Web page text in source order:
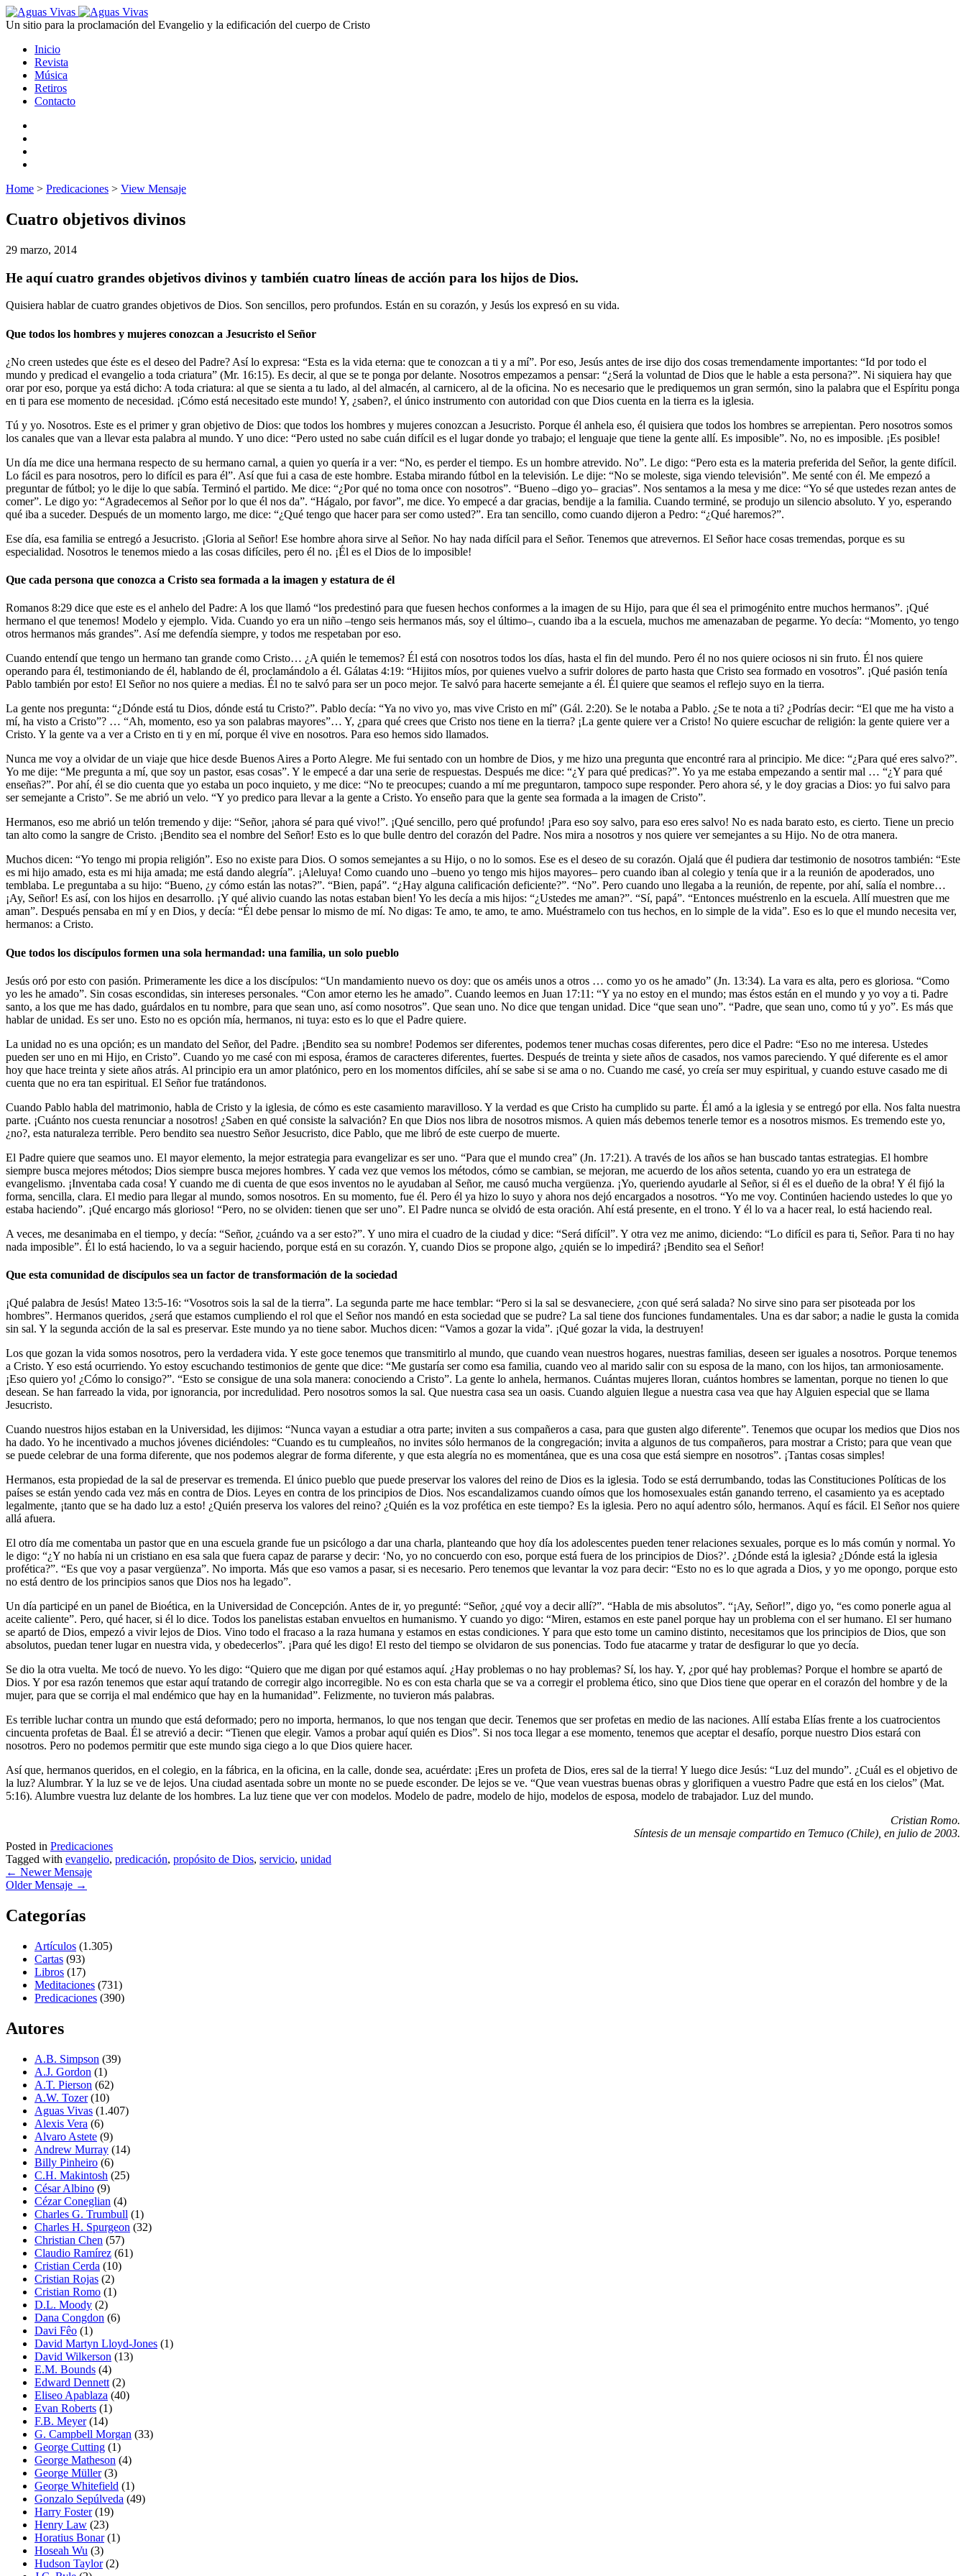
Un sitio para la proclamación del Evangelio y la edificación del cuerpo de Cristo
Inicio
Revista
Música
Retiros
Contacto
Home > Predicaciones > View Mensaje
Cuatro objetivos divinos
29 marzo, 2014
He aquí cuatro grandes objetivos divinos y también cuatro líneas de acción para los hijos de Dios.
Quisiera hablar de cuatro grandes objetivos de Dios. Son sencillos, pero profundos. Están en su corazón, y Jesús los expresó en su vida.
Que todos los hombres y mujeres conozcan a Jesucristo el Señor
¿No creen ustedes que éste es el deseo del Padre? Así lo expresa: “Esta es la vida eterna: que te conozcan a ti y a mí”. Por eso, Jesús antes de irse dijo dos cosas tremendamente importantes: “Id por todo el
mundo y predicad el evangelio a toda criatura” (Mr. 16:15). Es decir, al que se te ponga por delante. Nosotros empezamos a pensar: “¿Será la voluntad de Dios que le hable a esta persona?”. Ni siquiera hay que
orar por eso, porque ya está dicho: A toda criatura: al que se sienta a tu lado, al del almacén, al carnicero, al de la oficina. No es necesario que le prediquemos un gran sermón, sino la palabra que el Espíritu ponga
en ti para ese momento de necesidad. ¡Cómo está necesitado este mundo! Y, ¿saben?, el único instrumento con autoridad con que Dios cuenta en la tierra es la iglesia.
Tú y yo. Nosotros. Este es el primer y gran objetivo de Dios: que todos los hombres y mujeres conozcan a Jesucristo. Porque él anhela eso, él quisiera que todos los hombres se arrepientan. Pero nosotros somos
los canales que van a llevar esta palabra al mundo. Y uno dice: “Pero usted no sabe cuán difícil es el lugar donde yo trabajo; el lenguaje que tiene la gente allí. Es imposible”. No, no es imposible. ¡Es posible!
Un día me dice una hermana respecto de su hermano carnal, a quien yo quería ir a ver: “No, es perder el tiempo. Es un hombre atrevido. No”. Le digo: “Pero esta es la materia preferida del Señor, la gente difícil.
Lo fácil es para nosotros, pero lo difícil es para él”. Así que fui a casa de este hombre. Estaba mirando fútbol en la televisión. Le dije: “No se moleste, siga viendo televisión”. Me senté con él. Me empezó a
preguntar de fútbol; yo le dije lo que sabía. Terminó el partido. Me dice: “¿Por qué no toma once con nosotros”. “Bueno –digo yo– gracias”. Nos sentamos a la mesa y me dice: “Yo sé que ustedes rezan antes de
comer”. Le digo yo: “Agradecemos al Señor por lo que él nos da”. “Hágalo, por favor”, me dice. Yo empecé a dar gracias, bendije a la familia. Cuando terminé, se produjo un silencio absoluto. Y yo, esperando
qué iba a suceder. Después de un momento largo, me dice: “¿Qué tengo que hacer para ser como usted?”. Era tan sencillo, como cuando dijeron a Pedro: “¿Qué haremos?”.
Ese día, esa familia se entregó a Jesucristo. ¡Gloria al Señor! Ese hombre ahora sirve al Señor. No hay nada difícil para el Señor. Tenemos que atrevernos. El Señor hace cosas tremendas, porque es su
especialidad. Nosotros le tenemos miedo a las cosas difíciles, pero él no. ¡Él es el Dios de lo imposible!
Que cada persona que conozca a Cristo sea formada a la imagen y estatura de él
Romanos 8:29 dice que este es el anhelo del Padre: A los que llamó “los predestinó para que fuesen hechos conformes a la imagen de su Hijo, para que él sea el primogénito entre muchos hermanos”. ¡Qué
hermano el que tenemos! Modelo y ejemplo. Vida. Cuando yo era un niño –tengo seis hermanos más, soy el último–, cuando iba a la escuela, muchos me amenazaban de pegarme. Yo decía: “Momento, yo tengo
otros hermanos más grandes”. Así me defendía siempre, y todos me respetaban por eso.
Cuando entendí que tengo un hermano tan grande como Cristo… ¿A quién le tememos? Él está con nosotros todos los días, hasta el fin del mundo. Pero él no nos quiere ociosos ni sin fruto. Él nos quiere
operando para él, testimoniando de él, hablando de él, proclamándolo a él. Gálatas 4:19: “Hijitos míos, por quienes vuelvo a sufrir dolores de parto hasta que Cristo sea formado en vosotros”. ¡Qué pasión tenía
Pablo también por esto! El Señor no nos quiere a medias. Él no te salvó para ser un poco mejor. Te salvó para hacerte semejante a él. Él quiere que seamos el reflejo suyo en la tierra.
La gente nos pregunta: “¿Dónde está tu Dios, dónde está tu Cristo?”. Pablo decía: “Ya no vivo yo, mas vive Cristo en mí” (Gál. 2:20). Se le notaba a Pablo. ¿Se te nota a ti? ¿Podrías decir: “El que me ha visto a
mí, ha visto a Cristo”? … “Ah, momento, eso ya son palabras mayores”… Y, ¿para qué crees que Cristo nos tiene en la tierra? ¡La gente quiere ver a Cristo! No quiere escuchar de religión: la gente quiere ver a
Cristo. Y la gente va a ver a Cristo en ti y en mí, porque él vive en nosotros. Para eso hemos sido llamados.
Nunca me voy a olvidar de un viaje que hice desde Buenos Aires a Porto Alegre. Me fui sentado con un hombre de Dios, y me hizo una pregunta que encontré rara al principio. Me dice: “¿Para qué eres salvo?”.
Yo me dije: “Me pregunta a mí, que soy un pastor, esas cosas”. Y le empecé a dar una serie de respuestas. Después me dice: “¿Y para qué predicas?”. Yo ya me estaba empezando a sentir mal … “¿Y para qué
enseñas?”. Por ahí, él se dio cuenta que yo estaba un poco inquieto, y me dice: “No te preocupes; cuando a mí me preguntaron, tampoco supe responder. Pero ahora sé, y le doy gracias a Dios: yo fui salvo para
ser semejante a Cristo”. Se me abrió un velo. “Y yo predico para llevar a la gente a Cristo. Yo enseño para que la gente sea formada a la imagen de Cristo”.
Hermanos, eso me abrió un telón tremendo y dije: “Señor, ¡ahora sé para qué vivo!”. ¡Qué sencillo, pero qué profundo! ¡Para eso soy salvo, para eso eres salvo! No es nada barato esto, es cierto. Tiene un precio
tan alto como la sangre de Cristo. ¡Bendito sea el nombre del Señor! Esto es lo que bulle dentro del corazón del Padre. Nos mira a nosotros y nos quiere ver semejantes a su Hijo. No de otra manera.
Muchos dicen: “Yo tengo mi propia religión”. Eso no existe para Dios. O somos semejantes a su Hijo, o no lo somos. Ese es el deseo de su corazón. Ojalá que él pudiera dar testimonio de nosotros también: “Este
es mi hijo amado, esta es mi hija amada; me está dando alegría”. ¡Aleluya! Como cuando uno –bueno yo tengo mis hijos mayores– pero cuando iban al colegio y tenía que ir a la reunión de apoderados, uno
temblaba. Le preguntaba a su hijo: “Bueno, ¿y cómo están las notas?”. “Bien, papá”. “¿Hay alguna calificación deficiente?”. “No”. Pero cuando uno llegaba a la reunión, de repente, por ahí, salía el nombre…
¡Ay, Señor! Es así, con los hijos en desarrollo. ¡Y qué alivio cuando las notas estaban bien! Yo les decía a mis hijos: “¿Ustedes me aman?”. “Sí, papá”. “Entonces muéstrenlo en la escuela. Allí muestren que me
aman”. Después pensaba en mí y en Dios, y decía: “Él debe pensar lo mismo de mí. No digas: Te amo, te amo, te amo. Muéstramelo con tus hechos, en lo simple de la vida”. Eso es lo que el mundo necesita ver,
hermanos: a Cristo.
Que todos los discípulos formen una sola hermandad: una familia, un solo pueblo
Jesús oró por esto con pasión. Primeramente les dice a los discípulos: “Un mandamiento nuevo os doy: que os améis unos a otros … como yo os he amado” (Jn. 13:34). La vara es alta, pero es gloriosa. “Como
yo les he amado”. Sin cosas escondidas, sin intereses personales. “Con amor eterno les he amado”. Cuando leemos en Juan 17:11: “Y ya no estoy en el mundo; mas éstos están en el mundo y yo voy a ti. Padre
santo, a los que me has dado, guárdalos en tu nombre, para que sean uno, así como nosotros”. Que sean uno. No dice que tengan unidad. Dice “que sean uno”. “Padre, que sean uno, como tú y yo”. Es más que
hablar de unidad. Es ser uno. Esto no es opción mía, hermanos, ni tuya: esto es lo que el Padre quiere.
La unidad no es una opción; es un mandato del Señor, del Padre. ¡Bendito sea su nombre! Podemos ser diferentes, podemos tener muchas cosas diferentes, pero dice el Padre: “Eso no me interesa. Ustedes
pueden ser uno en mi Hijo, en Cristo”. Cuando yo me casé con mi esposa, éramos de caracteres diferentes, fuertes. Después de treinta y siete años de casados, nos vamos pareciendo. Y qué diferente es el amor
hoy que hace treinta y siete años atrás. Al principio era un amor platónico, pero en los momentos difíciles, ahí se sabe si se ama o no. Cuando me casé, yo creía ser muy espiritual, y cuando estuve casado me di
cuenta que no era tan espiritual. El Señor fue tratándonos.
Cuando Pablo habla del matrimonio, habla de Cristo y la iglesia, de cómo es este casamiento maravilloso. Y la verdad es que Cristo ha cumplido su parte. Él amó a la iglesia y se entregó por ella. Nos falta nuestra
parte. ¡Cuánto nos cuesta renunciar a nosotros! ¿Saben en qué consiste la salvación? En que Dios nos libra de nosotros mismos. A quien más debemos tenerle temor es a nosotros mismos. Es tremendo este yo,
¿no?, esta naturaleza terrible. Pero bendito sea nuestro Señor Jesucristo, dice Pablo, que me libró de este cuerpo de muerte.
El Padre quiere que seamos uno. El mayor elemento, la mejor estrategia para evangelizar es ser uno. “Para que el mundo crea” (Jn. 17:21). A través de los años se han buscado tantas estrategias. El hombre
siempre busca mejores métodos; Dios siempre busca mejores hombres. Y cada vez que vemos los métodos, cómo se cambian, se mejoran, me acuerdo de los años setenta, cuando yo era un estratega de
evangelismo. ¡Inventaba cada cosa! Y cuando me di cuenta de que esos inventos no le ayudaban al Señor, me causó mucha vergüenza. ¡Yo, queriendo ayudarle al Señor, si él es el dueño de la obra! Y él fijó la
forma, sencilla, clara. El medio para llegar al mundo, somos nosotros. En su momento, fue él. Pero él ya hizo lo suyo y ahora nos dejó encargados a nosotros. “Yo me voy. Continúen haciendo ustedes lo que yo
estaba haciendo”. ¡Qué encargo más glorioso! “Pero, no se olviden: tienen que ser uno”. El Padre nunca se olvidó de esta oración. Ahí está presente, en el trono. Y él lo va a hacer real, lo está haciendo real.
A veces, me desanimaba en el tiempo, y decía: “Señor, ¿cuándo va a ser esto?”. Y uno mira el cuadro de la ciudad y dice: “Será difícil”. Y otra vez me animo, diciendo: “Lo difícil es para ti, Señor. Para ti no hay
nada imposible”. Él lo está haciendo, lo va a seguir haciendo, porque está en su corazón. Y, cuando Dios se propone algo, ¿quién se lo impedirá? ¡Bendito sea el Señor!
Que esta comunidad de discípulos sea un factor de transformación de la sociedad
¡Qué palabra de Jesús! Mateo 13:5-16: “Vosotros sois la sal de la tierra”. La segunda parte me hace temblar: “Pero si la sal se desvaneciere, ¿con qué será salada? No sirve sino para ser pisoteada por los
hombres”. Hermanos queridos, ¿será que estamos cumpliendo el rol que el Señor nos mandó en esta sociedad que se pudre? La sal tiene dos funciones fundamentales. Una es dar sabor; a nadie le gusta la comida
sin sal. Y la segunda acción de la sal es preservar. Este mundo ya no tiene sabor. Muchos dicen: “Vamos a gozar la vida”. ¡Qué gozar la vida, la destruyen!
Los que gozan la vida somos nosotros, pero la verdadera vida. Y este goce tenemos que transmitirlo al mundo, que cuando vean nuestros hogares, nuestras familias, deseen ser iguales a nosotros. Porque tenemos
a Cristo. Y eso está ocurriendo. Yo estoy escuchando testimonios de gente que dice: “Me gustaría ser como esa familia, cuando veo al marido salir con su esposa de la mano, con los hijos, tan armoniosamente.
¡Eso quiero yo! ¿Cómo lo consigo?”. “Esto se consigue de una sola manera: conociendo a Cristo”. La gente lo anhela, hermanos. Cuántas mujeres lloran, cuántos hombres se lamentan, porque no tienen lo que
desean. Se han farreado la vida, por ignorancia, por incredulidad. Pero nosotros somos la sal. Que nuestra casa sea un oasis. Cuando alguien llegue a nuestra casa vea que hay Alguien especial que se llama
Jesucristo.
Cuando nuestros hijos estaban en la Universidad, les dijimos: “Nunca vayan a estudiar a otra parte; inviten a sus compañeros a casa, para que gusten algo diferente”. Tenemos que ocupar los medios que Dios nos
ha dado. Yo he incentivado a muchos jóvenes diciéndoles: “Cuando es tu cumpleaños, no invites sólo hermanos de la congregación; invita a algunos de tus compañeros, para mostrar a Cristo; para que vean que
se puede celebrar de una forma diferente, que nos podemos alegrar de forma diferente, y que esta alegría no es momentánea, que es una cosa que está siempre en nosotros”. ¡Tantas cosas simples!
Hermanos, esta propiedad de la sal de preservar es tremenda. El único pueblo que puede preservar los valores del reino de Dios es la iglesia. Todo se está derrumbando, todas las Constituciones Políticas de los
países se están yendo cada vez más en contra de Dios. Leyes en contra de los principios de Dios. Nos escandalizamos cuando oímos que los homosexuales están ganando terreno, el casamiento ya es aceptado
legalmente, ¡tanto que se ha dado luz a esto! ¿Quién preserva los valores del reino? ¿Quién es la voz profética en este tiempo? Es la iglesia. Pero no aquí adentro sólo, hermanos. Aquí es fácil. El Señor nos quiere
allá afuera.
El otro día me comentaba un pastor que en una escuela grande fue un psicólogo a dar una charla, planteando que hoy día los adolescentes pueden tener relaciones sexuales, porque es lo más común y normal. Yo
le digo: “¿Y no había ni un cristiano en esa sala que fuera capaz de pararse y decir: ‘No, yo no concuerdo con eso, porque está fuera de los principios de Dios?’. ¿Dónde está la iglesia? ¿Dónde está la iglesia
profética?”. “Es que voy a pasar vergüenza”. No importa. Más que eso vamos a pasar, si es necesario. Pero tenemos que levantar la voz para decir: “Esto no es lo que agrada a Dios, y yo me opongo, porque esto
no está dentro de los principios sanos que Dios nos ha legado”.
Un día participé en un panel de Bioética, en la Universidad de Concepción. Antes de ir, yo pregunté: “Señor, ¿qué voy a decir allí?”. “Habla de mis absolutos”. “¡Ay, Señor!”, digo yo, “es como ponerle agua al
aceite caliente”. Pero, qué hacer, si él lo dice. Todos los panelistas estaban envueltos en humanismo. Y cuando yo digo: “Miren, estamos en este panel porque hay un problema con el ser humano. El ser humano
se apartó de Dios, empezó a vivir lejos de Dios. Vino todo el fracaso a la raza humana y estamos en estas condiciones. Y para que esto tome un camino distinto, necesitamos que los principios de Dios, que son
absolutos, puedan tener lugar en nuestra vida, y obedecerlos”. ¡Para qué les digo! El resto del tiempo se olvidaron de sus ponencias. Todo fue atacarme y tratar de desfigurar lo que yo decía.
Se dio la otra vuelta. Me tocó de nuevo. Yo les digo: “Quiero que me digan por qué estamos aquí. ¿Hay problemas o no hay problemas? Sí, los hay. Y, ¿por qué hay problemas? Porque el hombre se apartó de
Dios. Y por esa razón tenemos que estar aquí tratando de corregir algo incorregible. No es con esta charla que se va a corregir el problema ético, sino que Dios tiene que operar en el corazón del hombre y de la
mujer, para que se corrija el mal endémico que hay en la humanidad”. Felizmente, no tuvieron más palabras.
Es terrible luchar contra un mundo que está deformado; pero no importa, hermanos, lo que nos tengan que decir. Tenemos que ser profetas en medio de las naciones. Allí estaba Elías frente a los cuatrocientos
cincuenta profetas de Baal. Él se atrevió a decir: “Tienen que elegir. Vamos a probar aquí quién es Dios”. Si nos toca llegar a ese momento, tenemos que aceptar el desafío, porque nuestro Dios estará con
nosotros. Pero no podemos permitir que este mundo siga ciego a lo que Dios quiere hacer.
Así que, hermanos queridos, en el colegio, en la fábrica, en la oficina, en la calle, donde sea, acuérdate: ¡Eres un profeta de Dios, eres sal de la tierra! Y luego dice Jesús: “Luz del mundo”. ¿Cuál es el objetivo de
la luz? Alumbrar. Y la luz se ve de lejos. Una ciudad asentada sobre un monte no se puede esconder. De lejos se ve. “Que vean vuestras buenas obras y glorifiquen a vuestro Padre que está en los cielos” (Mat.
5:16). Alumbre vuestra luz delante de los hombres. La luz tiene que ver con modelos. Modelo de padre, modelo de hijo, modelos de esposa, modelo de trabajador. Luz del mundo.
Cristian Romo.
Síntesis de un mensaje compartido en Temuco (Chile), en julio de 2003.
Posted in Predicaciones
Tagged with evangelio, predicación, propósito de Dios, servicio, unidad
← Newer Mensaje
Older Mensaje →
Categorías
Artículos (1.305)
Cartas (93)
Libros (17)
Meditaciones (731)
Predicaciones (390)
Autores
A.B. Simpson (39)
A.J. Gordon (1)
A.T. Pierson (62)
A.W. Tozer(10)
Aguas Vivas (1.407)
Alexis Vera (6)
Alvaro Astete (9)
Andrew Murray (14)
Billy Pinheiro (6)
C.H. Makintosh (25)
César Albino (9)
Cézar Coneglian (4)
Charles G. Trumbull (1)
Charles H. Spurgeon (32)
Christian Chen (57)
Claudio Ramírez (61)
Cristian Cerda (10)
Cristian Rojas (2)
Cristian Romo (1)
D.L. Moody (2)
Dana Congdon (6)
Davi Fêo (1)
David Martyn Lloyd-Jones (1)
David Wilkerson (13)
E.M. Bounds (4)
Edward Dennett (2)
Eliseo Apablaza (40)
Evan Roberts (1)
F.B. Meyer(14)
G. Campbell Morgan (33)
George Cutting (1)
George Matheson (4)
George Müller(3)
George Whitefield (1)
Gonzalo Sepúlveda (49)
Harry Foster(19)
Henry Law (23)
Horatius Bonar(1)
Hoseah Wu (3)
Hudson Taylor(2)